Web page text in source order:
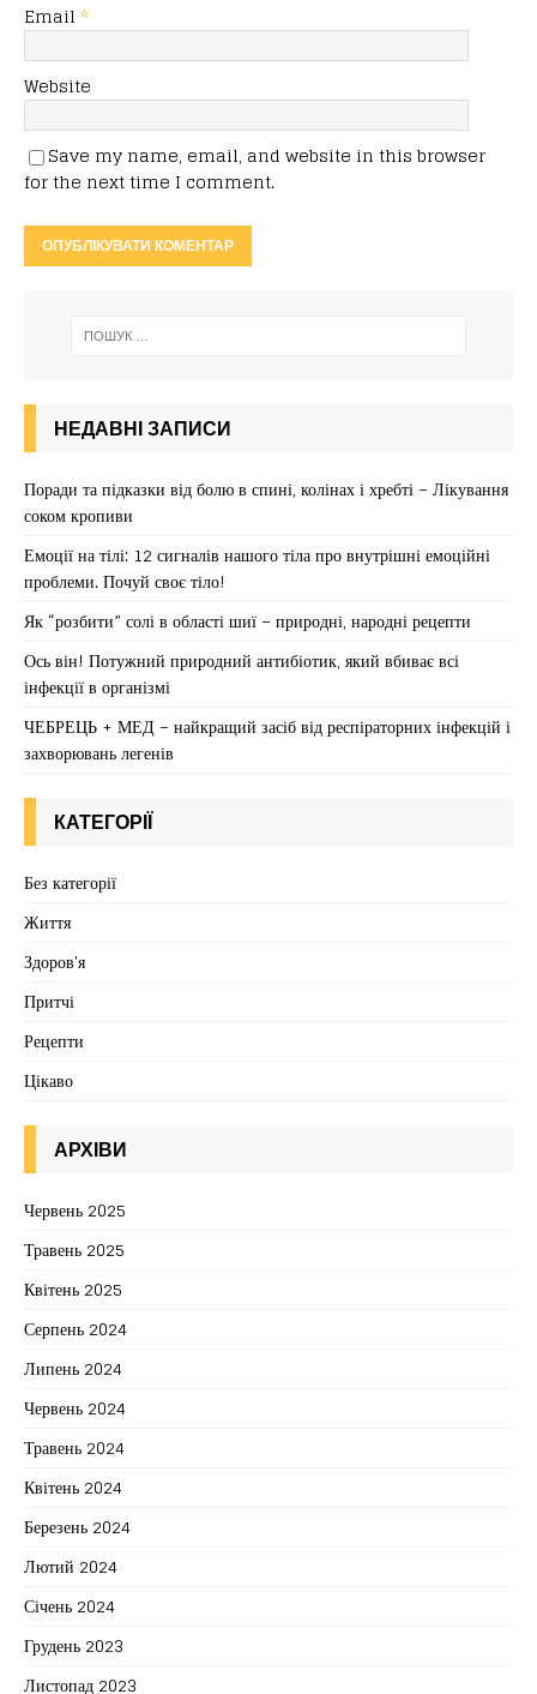
Email *
Website
Save my name, email, and website in this browser
for the next time I comment.
НЕДАВНІ ЗАПИСИ
Поради та підказки від болю в спині, колінах і хребті – Лікування
соком кропиви
Емоції на тілі: 12 сигналів нашого тіла про внутрішні емоційні
проблеми. Почуй своє тіло!
Як “розбити” солі в області шиї – природні, народні рецепти
Ось він! Потужний природний антибіотик, який вбиває всі
інфекції в організмі
ЧЕБРЕЦЬ + МЕД – найкращий засіб від респіраторних інфекцій і
захворювань легенів
КАТЕГОРІЇ
Без категорії
Життя
Здоров'я
Притчі
Рецепти
Цікаво
АРХІВИ
Червень 2025
Травень 2025
Квітень 2025
Серпень 2024
Липень 2024
Червень 2024
Травень 2024
Квітень 2024
Березень 2024
Лютий 2024
Січень 2024
Грудень 2023
Листопад 2023